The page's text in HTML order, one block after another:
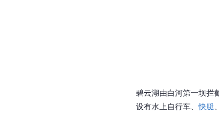
碧云湖由白河第一坝拦
设有水上自行车、快艇